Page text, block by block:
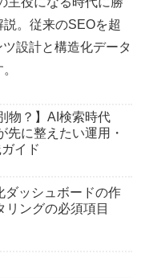
。従来のSEOを超
設計と構造化データ
物？】AI検索時代
先に整えたい運用・
イド
ダッシュボードの作
リングの必須項目